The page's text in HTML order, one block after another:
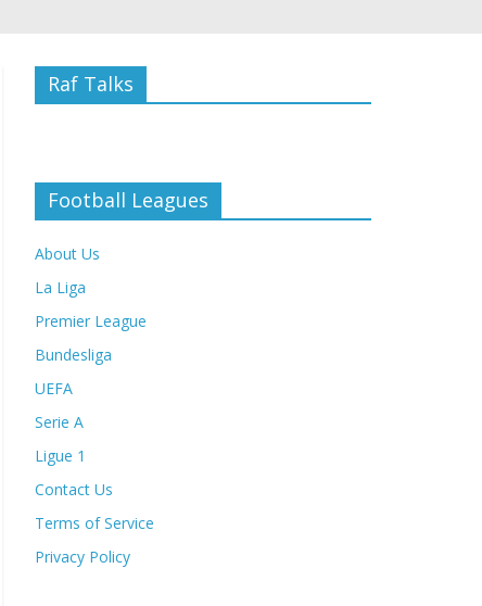
Raf Talks
Football Leagues
About Us
La Liga
Premier League
Bundesliga
UEFA
Serie A
Ligue 1
Contact Us
Terms of Service
Privacy Policy